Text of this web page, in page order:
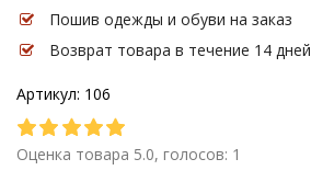
Пошив одежды и обуви на заказ
Возврат товара в течение 14 дней
Артикул: 106
Оценка товара 5.0, голосов: 1